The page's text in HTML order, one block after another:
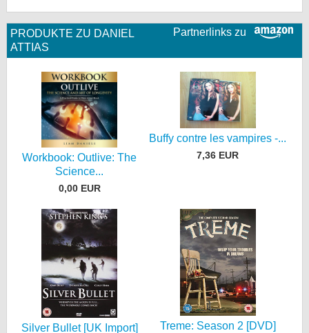
Partnerlinks zu
PRODUKTE ZU DANIEL
ATTIAS
Workbook: Outlive: The
Science...
0,00 EUR
Buffy contre les vampires -...
7,36 EUR
Silver Bullet [UK Import]
Treme: Season 2 [DVD]